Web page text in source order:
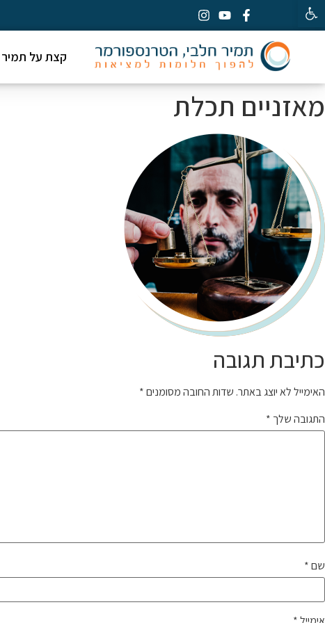
פתח סרגל נגישות
קצת על תמיר
מאזניים תכלת
כתיבת תגובה
האימייל לא יוצג באתר. שדות החובה מסומנים*
התגובה שלך *
שם*